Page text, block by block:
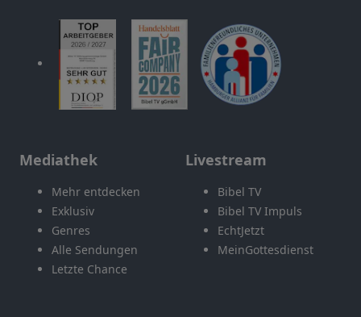
Mediathek
Mehr entdecken
Exklusiv
Genres
Alle Sendungen
Letzte Chance
Livestream
Bibel TV
Bibel TV Impuls
EchtJetzt
MeinGottesdienst